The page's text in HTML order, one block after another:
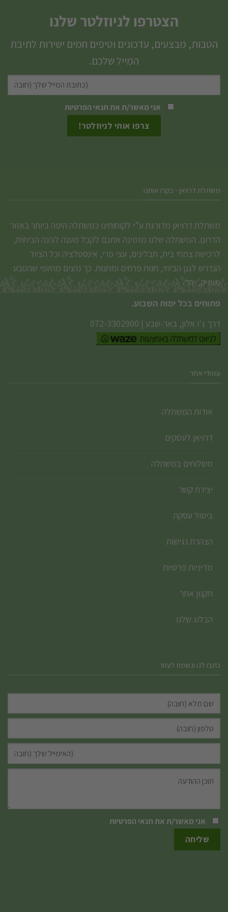
מספר
ניתן
את
האפשרויות
הצטרפו לניוזלטר שלנו
הטבות, מבצעים, עדכונים וטיפים חמים ישירות לתיבת
המייל שלכם.
אני מאשר/ת אתתנאי הפרטיות
משתלת דרויאן - בקרו אותנו
משתלת דרויאן מדורגת ע”י לקוחותינו כמשתלה היפה ביותר באזור
הדרום. המשתלה שלנו מזמינה אתכם לקבל מענה לגינה הביתית,
לרכישת צמחי בית, תבלינים, עצי פרי, אינסטלציה וכל הציוד
הנדרש לגנן הביתי, חנות פרחים ומתנות. כך נהנים מהיופי שהטבע
מעניק, יחד.
פתוחים בכל ימות השבוע.
דרך ג'ו אלון, באר-שבע |
072-3302900
עמודי אתר
אודות המשתלה
דרויאן לעסקים
משלוחים במשתלה
יצירת קשר
ביטול עסקה
הצהרת נגישות
מדיניות פרטיות
תקנון אתר
הבלוג שלנו
כתבו לנו ונשמח לעזור
אני מאשר/ת אתתנאי הפרטיות